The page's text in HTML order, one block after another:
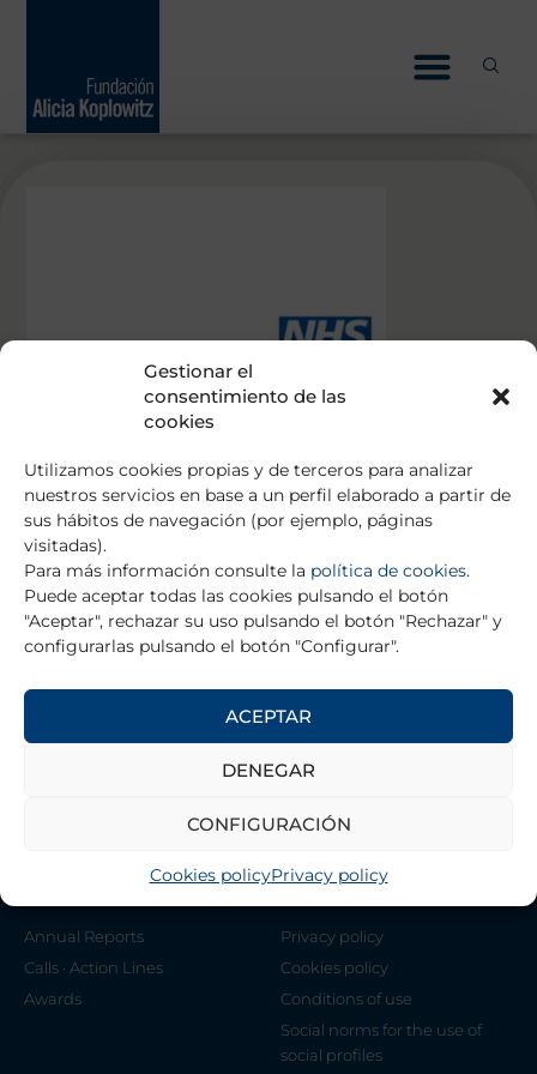
Gestionar el
consentimiento de las
cookies
Utilizamos cookies propias y de terceros para analizar
nuestros servicios en base a un perfil elaborado a partir de
sus hábitos de navegación (por ejemplo, páginas
visitadas).
Para más información consulte la política de cookies.
Puede aceptar todas las cookies pulsando el botón
"Aceptar", rechazar su uso pulsando el botón "Rechazar" y
configurarlas pulsando el botón "Configurar".
ACEPTAR
DENEGAR
CONFIGURACIÓN
Cookies policyPrivacy policy
BRISTOL ROYAL HOSPITAL FOR CHILDREN
Contact
Management Team
Association of Scientists Alicia
DIRECT ACCESS
Annual Reports
Calls · Action Lines
Awards
LEGALS
Privacy policy
Cookies policy
Conditions of use
Social norms for the use of
social profiles